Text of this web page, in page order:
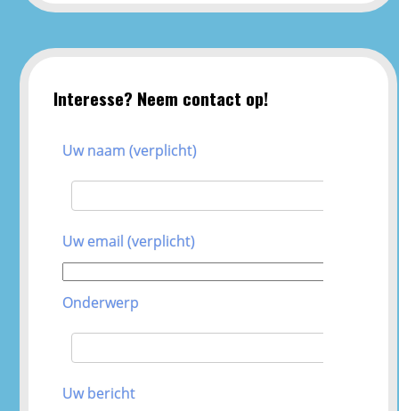
Interesse? Neem contact op!
Uw naam (verplicht)
Uw email (verplicht)
Onderwerp
Uw bericht